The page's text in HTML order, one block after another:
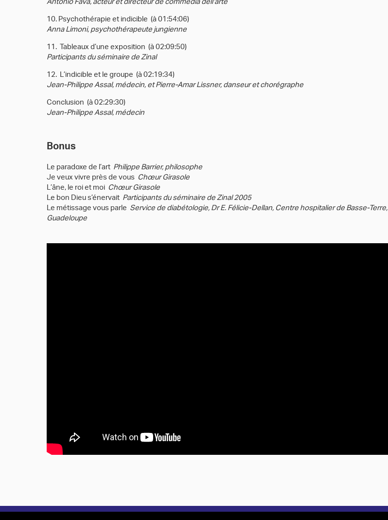
10. Psychothérapie et indicible (à 01:54:06)
Anna Limoni, psychothérapeute jungienne
11. Tableaux d’une exposition (à 02:09:50)
Participants du séminaire de Zinal
12. L’indicible et le groupe (à 02:19:34)
Jean-Philippe Assal, médecin, et Pierre-Amar Lissner, danseur et chorégraphe
Conclusion (à 02:29:30)
Jean-Philippe Assal, médecin
Bonus
Le paradoxe de l’art Philippe Barrier, philosophe
Je veux vivre près de vous Chœur Girasole
L’âne, le roi et moi Chœur Girasole
Le bon Dieu s’énervait Participants du séminaire de Zinal 2005
Le métissage vous parle Service de diabétologie, Dr E. Félicie-Dellan, Centre hospitalier de Basse-Terre,
Guadeloupe